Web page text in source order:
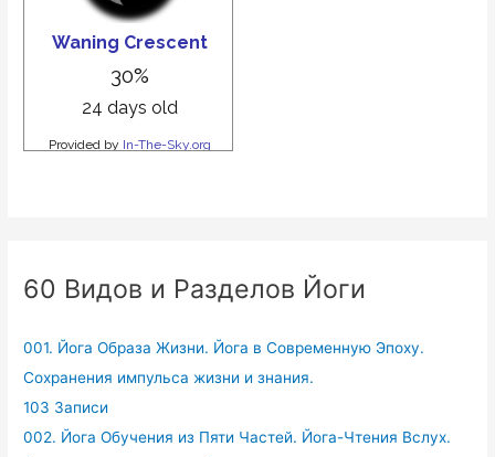
60 Видов и Разделов Йоги
001. Йога Образа Жизни. Йога в Современную Эпоху.
Сохранения импульса жизни и знания.
103 Записи
002. Йога Обучения из Пяти Частей. Йога-Чтения Вслух.